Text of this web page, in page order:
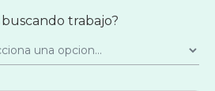
buscando trabajo?